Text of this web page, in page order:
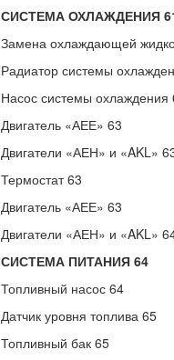
СИСТЕМА ОХЛАЖДЕНИЯ
Замена охлаждающей
Радиатор системы
Насос системы охлаждения
Двигатель «АЕЕ» 63
Двигатели «АЕН» и «AKL»
Термостат 63
Двигатель «АЕЕ» 63
Двигатели «АЕН» и «AKL»
СИСТЕМА ПИТАНИЯ 64
Топливный насос 64
Датчик уровня топлива 65
Топливный бак 65